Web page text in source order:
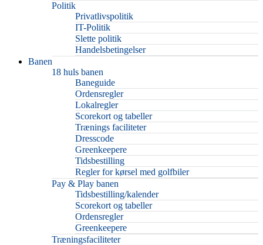
Politik
Privatlivspolitik
IT-Politik
Slette politik
Handelsbetingelser
Banen
18 huls banen
Baneguide
Ordensregler
Lokalregler
Scorekort og tabeller
Trænings faciliteter
Dresscode
Greenkeepere
Tidsbestilling
Regler for kørsel med golfbiler
Pay & Play banen
Tidsbestilling/kalender
Scorekort og tabeller
Ordensregler
Greenkeepere
Træningsfaciliteter